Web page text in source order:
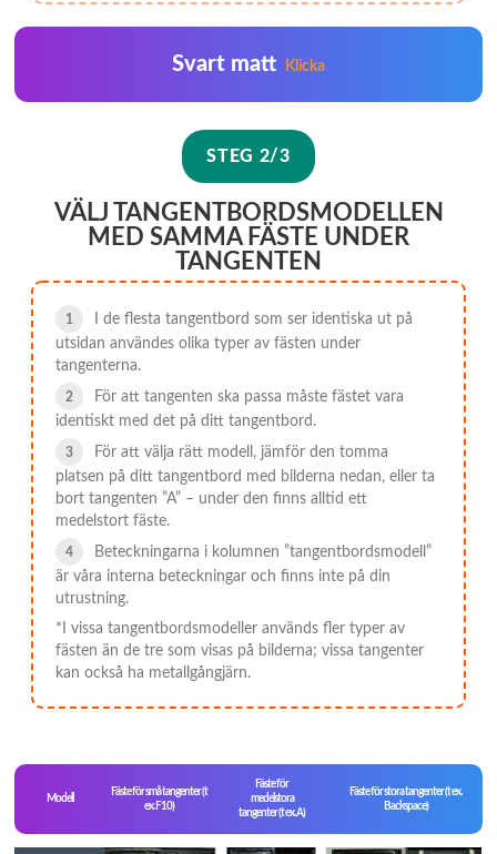
Svart matt Klicka
STEG 2/3
VÄLJ TANGENTBORDSMODELLEN
MED SAMMA FÄSTE UNDER
TANGENTEN
I de flesta tangentbord som ser identiska ut på
utsidan användes olika typer av fästen under
tangenterna.
För att tangenten ska passa måste fästet vara
identiskt med det på ditt tangentbord.
För att välja rätt modell, jämför den tomma
platsen på ditt tangentbord med bilderna nedan, eller ta
bort tangenten ”A” – under den finns alltid ett
medelstort fäste.
Beteckningarna i kolumnen ”tangentbordsmodell”
är våra interna beteckningar och finns inte på din
utrustning.
*I vissa tangentbordsmodeller används fler typer av
fästen än de tre som visas på bilderna; vissa tangenter
kan också ha metallgångjärn.
Modell
Fäste för små tangenter (t
ex. F10)
Fäste för
medelstora
tangenter (t ex. A)
Fäste för stora tangenter (t ex.
Backspace)